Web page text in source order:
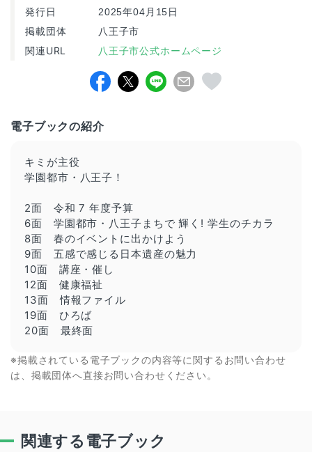
発行日 2025年04月15日
掲載団体 八王子市
関連URL 八王子市公式ホームページ
電子ブックの紹介
キミが主役
学園都市・八王子！
2面 令和 7 年度予算
6面 学園都市・八王子まちで 輝く! 学生のチカラ
8面 春のイベントに出かけよう
9面 五感で感じる日本遺産の魅力
10面 講座・催し
12面 健康福祉
13面 情報ファイル
19面 ひろば
20面 最終面
※掲載されている電子ブックの内容等に関するお問い合わせ
は、掲載団体へ直接お問い合わせください。
関連する電子ブック